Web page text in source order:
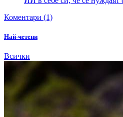
Коментари (1)
Най-четени
Всички